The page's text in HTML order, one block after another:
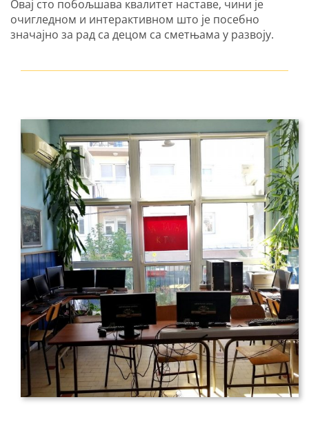
Овај сто побољшава квалитет наставе, чини је
очигледном и интерактивном што је посебно
значајно за рад са децом са сметњама у развоју.